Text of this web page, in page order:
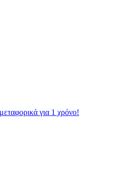
για 1 χρόνο!